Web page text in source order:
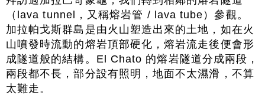
（lava tunnel，又稱熔岩管 / lava tube）參觀。
加拉帕戈斯群島是由火山塑造出來的土地，如在火
山噴發時流動的熔岩頂部硬化，熔岩流走後便會形
成隧道般的結構。El Chato 的熔岩隧道分成兩段，
兩段都不長，部分設有照明，地面不太濕滑，不算
太難走。